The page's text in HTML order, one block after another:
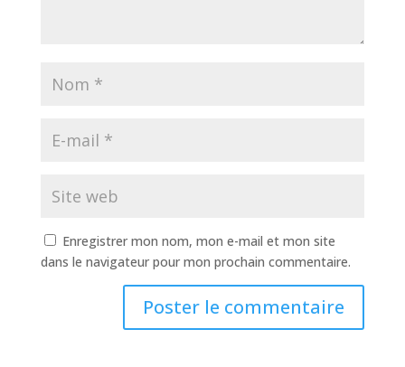
Enregistrer mon nom, mon e-mail et mon site
dans le navigateur pour mon prochain commentaire.